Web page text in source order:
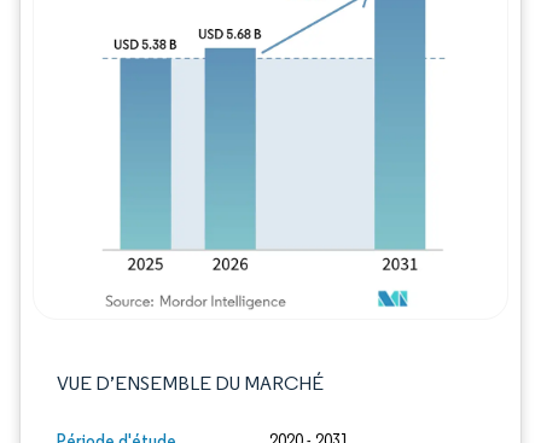
VUE D’ENSEMBLE DU MARCHÉ